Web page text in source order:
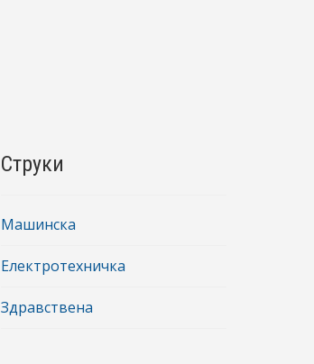
Струки
Машинска
Електротехничка
Здравствена